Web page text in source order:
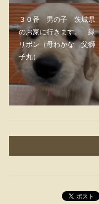
３０番 男の子 茨城県
のお家に行きます。 緑
リボン（母わかな 父獅
子丸）